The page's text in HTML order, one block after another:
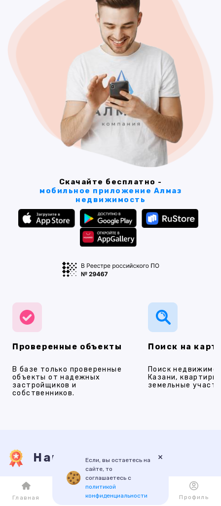
Скачайте бесплатно -
мобильное приложение Алмаз
недвижимость
Проверенные объекты
В базе только проверенные
объекты от надежных
застройщиков и
собственников.
Поиск на
Поиск
Казани,
земельные
Наши услуги
ПРОДАЖА АРЕНДА НОВОСТРОЙКИ ИПОТЕКА
Если, вы остаетесь на
сайте, то
соглашаетесь с
политикой
конфиденциальности
×
Главная Каталог Избранное Профиль